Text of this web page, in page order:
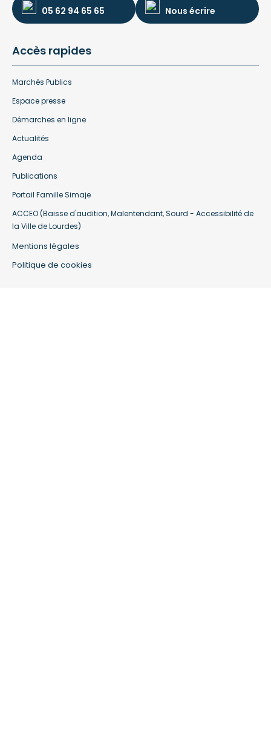
05 62 94 65 65 Nous écrire
Accès rapides
Marchés Publics
Espace presse
Démarches en ligne
Actualités
Agenda
Publications
Portail Famille Simaje
ACCEO (Baisse d'audition, Malentendant, Sourd - Accessibilité de
la Ville de Lourdes)
Mentions légales
Politique de cookies